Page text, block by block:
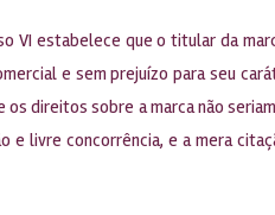
estabelece que o titular da
e sem prejuízo para seu
direitos sobre a marca não
livre concorrência, e a mera